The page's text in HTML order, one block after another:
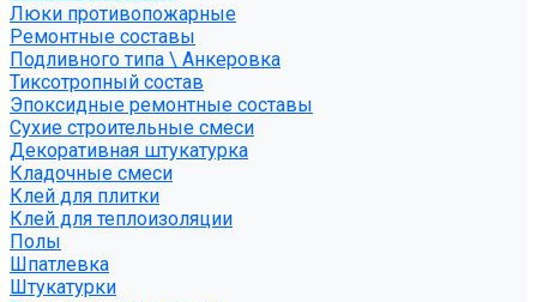
Люки противопожарные
Ремонтные составы
Подливного типа \ Анкеровка
Тиксотропный состав
Эпоксидные ремонтные составы
Сухие строительные смеси
Декоративная штукатурка
Кладочные смеси
Клей для плитки
Клей для теплоизоляции
Полы
Шпатлевка
Штукатурки